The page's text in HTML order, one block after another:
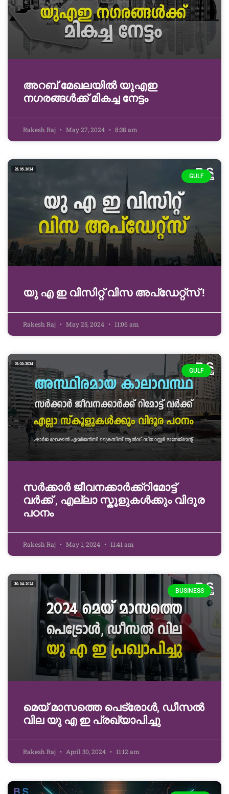
അറബ് മേഖലയിൽ യുഎഇ
നഗരങ്ങൾക്ക് മികച്ച നേട്ടം
Rakesh Raj May 27, 2024 8:38 am
GULF
യു എ ഇ വിസിറ്റ് വിസ അപ്‌ഡേറ്റ്സ് !
Rakesh Raj May 25, 2024 11:06 am
GULF
സർക്കാർ ജീവനക്കാർക്ക്റിമോട്ട്
വർക്ക് , എല്ലാ സ്കൂളുകൾക്കും വിദൂര
പഠനം
Rakesh Raj May 1, 2024 11:41 am
BUSINESS
മെയ് മാസത്തെ പെട്രോൾ, ഡീസൽ
വില യു എ ഇ പ്രഖ്യാപിച്ചു
Rakesh Raj April 30, 2024 11:12 am